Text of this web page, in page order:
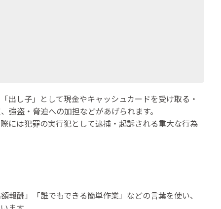
出し子」として現金やキャッシュカードを受け取る・
強盗・脅迫への加担などがあげられます。
には犯罪の実行犯として逮捕・起訴される重大な行為
報酬」「誰でもできる簡単作業」などの言葉を使い、